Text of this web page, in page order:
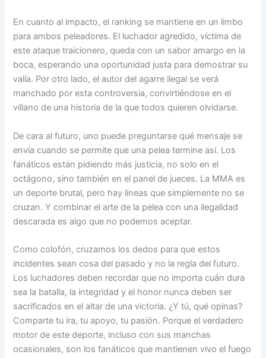
En cuanto al impacto, el ranking se mantiene en un limbo
para ambos peleadores. El luchador agredido, víctima de
este ataque traicionero, queda con un sabor amargo en la
boca, esperando una oportunidad justa para demostrar su
valía. Por otro lado, el autor del agarre ilegal se verá
manchado por esta controversia, convirtiéndose en el
villano de una historia de la que todos quieren olvidarse.
De cara al futuro, uno puede preguntarse qué mensaje se
envía cuando se permite que una pelea termine así. Los
fanáticos están pidiendo más justicia, no solo en el
octágono, sino también en el panel de jueces. La MMA es
un deporte brutal, pero hay líneas que simplemente no se
cruzan. Y combinar el arte de la pelea con una ilegalidad
descarada es algo que no podemos aceptar.
Como colofón, cruzamos los dedos para que estos
incidentes sean cosa del pasado y no la regla del futuro.
Los luchadores deben recordar que no importa cuán dura
sea la batalla, la integridad y el honor nunca deben ser
sacrificados en el altar de una victoria. ¿Y tú, qué opinas?
Comparte tu ira, tu apoyo, tu pasión. Porque el verdadero
motor de este deporte, incluso con sus manchas
ocasionales, son los fanáticos que mantienen vivo el fuego